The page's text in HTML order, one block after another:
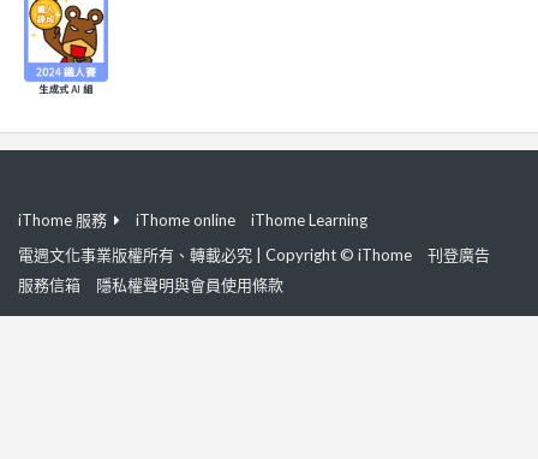
iThome 服務 iThome online
iThome Learning
電週文化事業版權所有、轉載必究 | Copyright © iThome
刊登廣告
服務信箱
隱私權聲明與會員使用條款